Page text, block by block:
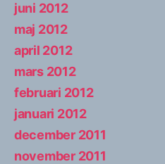
juni 2012
maj 2012
april 2012
mars 2012
februari 2012
januari 2012
december 2011
november 2011